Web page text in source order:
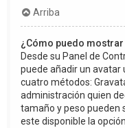
Arriba
¿Cómo puedo mostrar
Desde su Panel de
puede añadir un avatar
cuatro métodos:
administración quien
tamaño y peso pueden
este disponible la